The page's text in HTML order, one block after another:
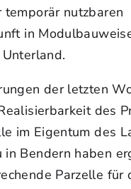
temporär nutzbaren
in
der letzten
des
im Eigentum des
in Bendern haben
Parzelle für